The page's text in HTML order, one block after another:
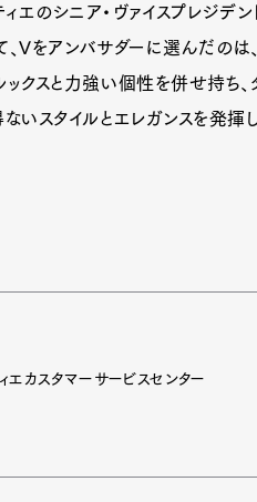
エのシニア・ヴァイスプレジデン
Vをアンバサダーに選んだのは
クスと力強い個性を併せ持ち、
ないスタイルとエレガンスを発
エカスタマーサービスセンター